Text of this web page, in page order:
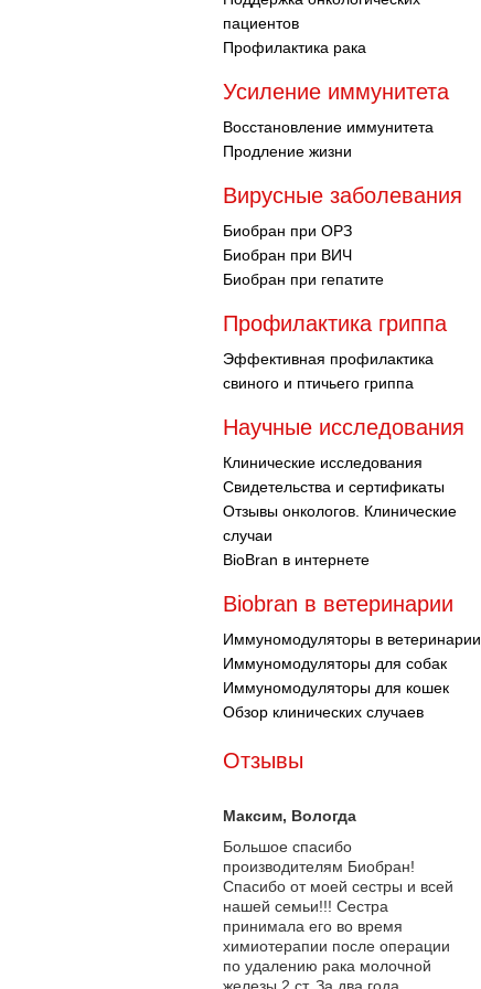
пациентов
Профилактика рака
Усиление иммунитета
Восстановление иммунитета
Продление жизни
Вирусные заболевания
Биобран при ОРЗ
Биобран при ВИЧ
Биобран при гепатите
Профилактика гриппа
Эффективная профилактика
свиного и птичьего гриппа
Научные исследования
Клинические исследования
Свидетельства и сертификаты
Отзывы онкологов. Клинические
случаи
BioBran в интернете
Biobran в ветеринарии
Иммуномодуляторы в ветеринарии
Иммуномодуляторы для собак
Иммуномодуляторы для кошек
Обзор клинических случаев
Отзывы
Максим, Вологда
Большое спасибо
производителям Биобран!
Спасибо от моей сестры и всей
нашей семьи!!! Сестра
принимала его во время
химиотерапии после операции
по удалению рака молочной